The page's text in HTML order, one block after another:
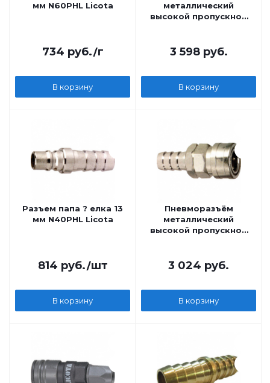
мм N60PHL Licota
734 руб./г
В корзину
металлический
высокой пропускной
3 598руб.
В корзину
Разъем папа ? елка 13
мм N40PHL Licota
814 руб./шт
В корзину
Пневморазъём
металлический
высокой пропускной
3 024 руб.
В корзину